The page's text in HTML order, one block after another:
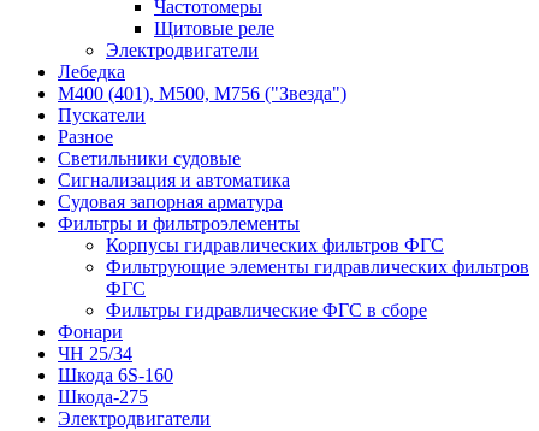
Частотомеры
Щитовые реле
Электродвигатели
Лебедка
М400 (401), М500, М756 ("Звезда")
Пускатели
Разное
Светильники судовые
Сигнализация и автоматика
Судовая запорная арматура
Фильтры и фильтроэлементы
Корпусы гидравлических фильтров ФГС
Фильтрующие элементы гидравлических фильтров
ФГС
Фильтры гидравлические ФГС в сборе
Фонари
ЧН 25/34
Шкода 6S-160
Шкода-275
Электродвигатели